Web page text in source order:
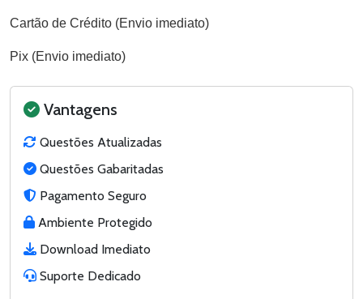
Cartão de Crédito (Envio imediato)
Pix (Envio imediato)
Vantagens
Questões Atualizadas
Questões Gabaritadas
Pagamento Seguro
Ambiente Protegido
Download Imediato
Suporte Dedicado